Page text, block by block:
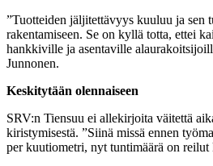
”Tuotteiden jäljitettävyys kuuluu ja sen
rakentamiseen. Se on kyllä totta, ettei
hankkiville ja asentaville
Junnonen.
Keskitytään olennaiseen
SRV:n Tiensuu ei allekirjoita väitettä
kiristymisestä. ”Siinä missä ennen
per kuutiometri, nyt tuntimäärä on